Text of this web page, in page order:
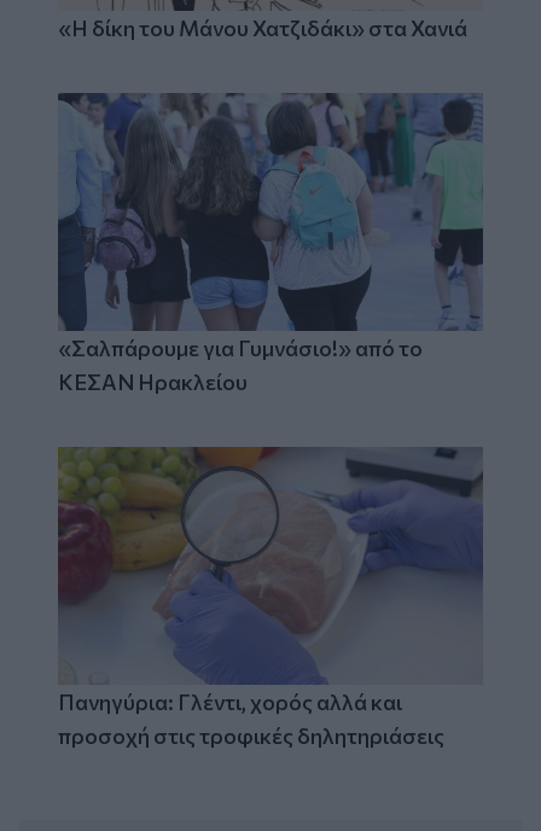
«Η δίκη του Μάνου Χατζιδάκι» στα Χανιά
«Σαλπάρουμε για Γυμνάσιο!» από το
ΚΕΣΑΝ Ηρακλείου
Πανηγύρια: Γλέντι, χορός αλλά και
προσοχή στις τροφικές δηλητηριάσεις